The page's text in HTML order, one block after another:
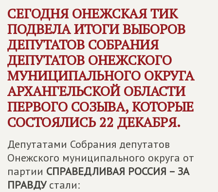
СЕГОДНЯ ОНЕЖСКАЯ ТИК
ПОДВЕЛА ИТОГИ ВЫБОРОВ
ДЕПУТАТОВ СОБРАНИЯ
ДЕПУТАТОВ ОНЕЖСКОГО
МУНИЦИПАЛЬНОГО ОКРУГА
АРХАНГЕЛЬСКОЙ ОБЛАСТИ
ПЕРВОГО СОЗЫВА, КОТОРЫЕ
СОСТОЯЛИСЬ 22 ДЕКАБРЯ.
Депутатами Собрания депутатов
Онежского муниципального округа от
партии СПРАВЕДЛИВАЯ РОССИЯ – ЗА
ПРАВДУстали: